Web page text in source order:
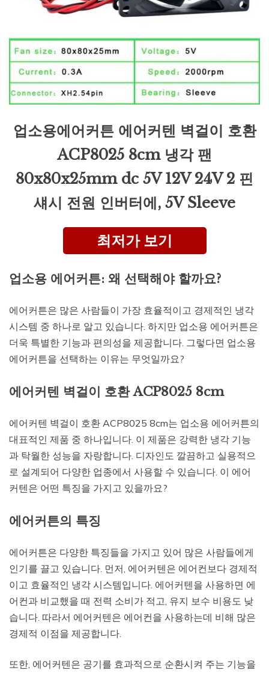
업소용에어커튼 에어커텐 벽걸이 호환
ACP8025 8cm 냉각 팬
80x80x25mm dc 5V 12V 24V 2 핀
섀시 전원 인버터에, 5V Sleeve
최저가 보기
업소용 에어커튼: 왜 선택해야 할까요?
에어커튼은 많은 사람들이 가장 효율적이고 경제적인 냉각
시스템 중 하나로 알고 있습니다. 하지만 업소용 에어커튼은
더욱 특별한 기능과 편의성을 제공합니다. 그렇다면 업소용
에어커튼을 선택하는 이유는 무엇일까요?
에어커텐 벽걸이 호환 ACP8025 8cm
에어커텐 벽걸이 호환 ACP8025 8cm는 업소용 에어커튼의
대표적인 제품 중 하나입니다. 이 제품은 강력한 냉각 기능
과 탁월한 성능을 자랑합니다. 디자인도 깔끔하고 실용적으
로 설계되어 다양한 업종에서 사용할 수 있습니다. 이 에어
커텐은 어떤 특징을 가지고 있을까요?
에어커튼의 특징
에어커튼은 다양한 특징들을 가지고 있어 많은 사람들에게
인기를 끌고 있습니다. 먼저, 에어커텐은 에어컨보다 경제적
이고 효율적인 냉각 시스템입니다. 에어커텐을 사용하면 에
어컨과 비교했을 때 전력 소비가 적고, 유지 보수 비용도 낮
습니다. 따라서 에어커텐은 에어컨을 사용하는데 비해 많은
경제적 이점을 제공합니다.
또한, 에어커텐은 공기를 효과적으로 순환시켜 주는 기능을